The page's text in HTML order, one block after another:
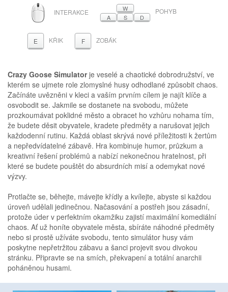
MYŠ
INTERAKCE
W
A
S D
POHYB
E KŘIK F ZOBÁK
Crazy Goose Simulatorje veselé a chaotické dobrodružství, ve
kterém se ujmete role zlomyslné husy odhodlané způsobit chaos.
Začínáte uvězněni v kleci a vaším prvním cílem je najít klíče a
osvobodit se. Jakmile se dostanete na svobodu, můžete
prozkoumávat poklidné město a obracet ho vzhůru nohama tím,
že budete děsit obyvatele, kradete předměty a narušovat jejich
každodenní rutinu. Každá oblast skrývá nové příležitosti k žertům
a nepředvídatelné zábavě. Hra kombinuje humor, průzkum a
kreativní řešení problémů a nabízí nekonečnou hratelnost, při
které se budete pouštět do absurdních misí a odemykat nové
výzvy.
Protlačte se, běhejte, mávejte křídly a kvílejte, abyste si každou
úroveň udělali jedinečnou. Načasování a postřeh jsou zásadní,
protože úder v perfektním okamžiku zajistí maximální komediální
chaos. Ať už honíte obyvatele města, sbíráte náhodné předměty
nebo si prostě užíváte svobodu, tento simulátor husy vám
poskytne nepřetržitou zábavu a šanci projevit svou divokou
stránku. Připravte se na smích, překvapení a totální anarchii
poháněnou husami.